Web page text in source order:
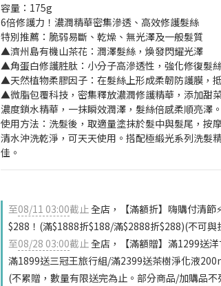
容量：175g
6倍修護力！濃潤精華密集滲透、高效修護髮絲
特別推薦：脆弱易斷、乾燥、無光澤及一般髮質
▲濟州島有機山茶花：潤澤髮絲，煥發閃耀光澤
▲角蛋白修護胜肽：小分子高滲透性，強化修復髮
▲天然植物柔膠因子：在髮絲上形成柔韌防護膜，
▲微脂包覆科技，密集釋放濃潤修護精華，添加甜
濃度鎖水精華，一抹瞬效潤澤，髮絲倍感柔順亮澤。
使用方法：洗髮後，取適量塗抹於髮中與髮尾，按
清水沖洗乾淨，可天天使用。搭配極緞光系列洗髮
佳。
至08/11 03:00截止全店，【滿額折】嗨購付清節
$288！(滿$1888折$188/滿$2888折$288)(不可與
至08/28 03:00截止全店，【滿額贈】滿1299送
滿1899送三冠王旅行組/滿2399送茶樹淨化液
(不累贈，數量有限送完為止。部分商品/加購品不